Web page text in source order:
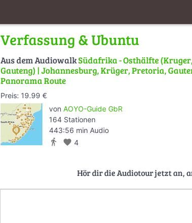
Verfassung & Ubuntu
Aus dem AudiowalkSüdafrika - Osthälfte
Gauteng) | Johannesburg, Krüger, Pretoria,
Panorama Route
Preis: 19.99 €
von AOYO-Guide GbR
164 Stationen
443:56 min Audio
directions_walk favorite 4
Hör dir die Audiotour jetzt an,